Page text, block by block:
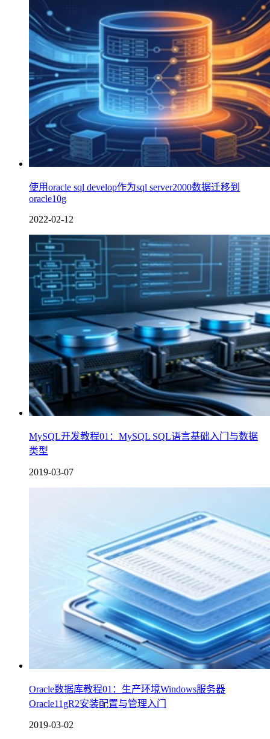
使用oracle sql develop作为sql server2000数据迁移到
oracle10g
2022-02-12
MySQL开发教程01：MySQL SQL语言基础入门与数据
类型
2019-03-07
Oracle数据库教程01：生产环境Windows服务器
Oracle11gR2安装配置与管理入门
2019-03-02